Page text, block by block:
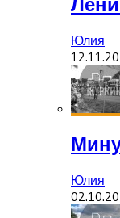
Юлия
Юлия